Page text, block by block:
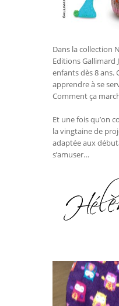
Dans la collection
Editions Gallimard
enfants dès 8 ans.
apprendre à se
Comment ça
Et une fois qu’on
la vingtaine de
adaptée aux
s’amuser…